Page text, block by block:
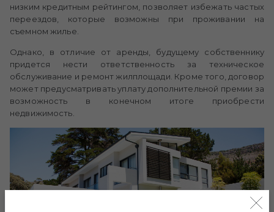
низким кредитным рейтингом, позволяет избежать частых
переездов, которые возможны при проживании на
съемном жилье.
Однако, в отличие от аренды, будущему собственнику
придется нести ответственность за техническое
обслуживание и ремонт жилплощади. Кроме того, договор
может предусматривать уплату дополнительной премии за
возможность в конечном итоге приобрести
недвижимость.